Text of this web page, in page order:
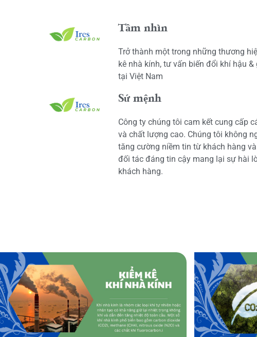
Tầm nhìn
Trở thành một trong những thương
kê nhà kính, tư vấn biến đổi khí hậu
tại Việt Nam
Sứ mệnh
Công ty chúng tôi cam kết cung cấp
và chất lượng cao. Chúng tôi không
tăng cường niềm tin từ khách hàng
đối tác đáng tin cậy mang lại sự hài
khách hàng.